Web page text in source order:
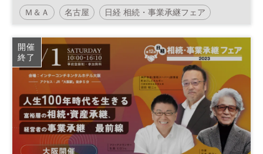
Ｍ＆Ａ 名古屋 日経 相続・事業承継フェア
事業承継 終活 相続 資産承継 参加無料
土日祝開催
開催
終了